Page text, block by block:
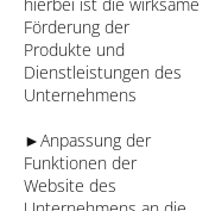
Förderung der
Produkte und
Dienstleistungen des
Unternehmens
►Anpassung der
Funktionen der
Website des